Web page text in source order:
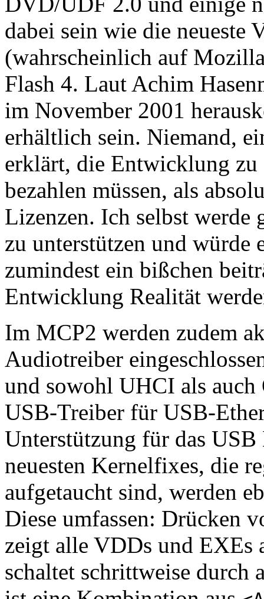
dabei sein wie die neueste
(wahrscheinlich auf
Flash 4. Laut Achim
im November 2001
erhältlich sein. Niemand,
erklärt, die Entwicklung
bezahlen müssen, als
Lizenzen. Ich selbst werde
zu unterstützen und würde
zumindest ein bißchen
Entwicklung Realität
Im MCP2 werden zudem
Audiotreiber
und sowohl UHCI als
USB-Treiber für USB-
Unterstützung für das
neuesten Kernelfixes, die
aufgetaucht sind, werden
Diese umfassen: Drücken
zeigt alle VDDs und EXEs
schaltet schrittweise